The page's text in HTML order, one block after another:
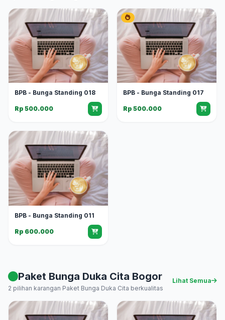
BPB - Bunga Standing 018
Rp 500.000
BPB - Bunga Standing 017
Rp 500.000
BPB - Bunga Standing 011
Rp 600.000
Paket Bunga Duka Cita Bogor
2 pilihan karangan Paket Bunga Duka Cita berkualitas
Lihat Semua